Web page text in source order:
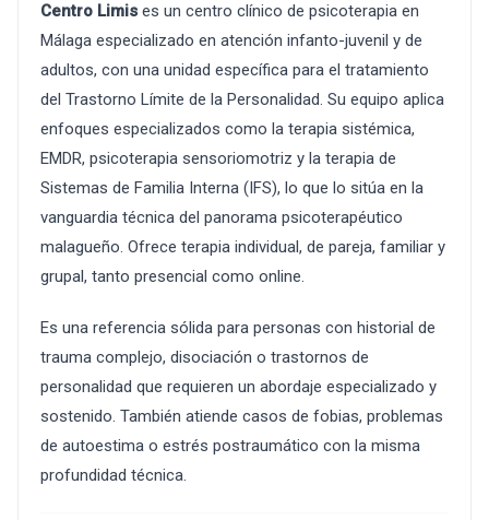
Centro Limis es un centro clínico de psicoterapia en
Málaga especializado en atención infanto-juvenil y de
adultos, con una unidad específica para el tratamiento
del Trastorno Límite de la Personalidad. Su equipo aplica
enfoques especializados como la terapia sistémica,
EMDR, psicoterapia sensoriomotriz y la terapia de
Sistemas de Familia Interna (IFS), lo que lo sitúa en la
vanguardia técnica del panorama psicoterapéutico
malagueño. Ofrece terapia individual, de pareja, familiar y
grupal, tanto presencial como online.
Es una referencia sólida para personas con historial de
trauma complejo, disociación o trastornos de
personalidad que requieren un abordaje especializado y
sostenido. También atiende casos de fobias, problemas
de autoestima o estrés postraumático con la misma
profundidad técnica.